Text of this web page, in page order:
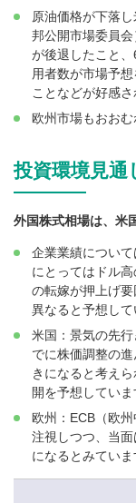
原油価格が下落
邦公開市場委員
が後退したこと
用者数が市場予
ことなどが好感さ
欧州市場もおおむ
投資環境見通
外国株式相場は、米
企業業績につい
にとってはドル
の転嫁が押上げ
異なると予想して
米国：景気の先
でに株価調整の
きになると考え
開を予想していま
欧州：ECB（欧
注視しつつ、当
になるとみていま